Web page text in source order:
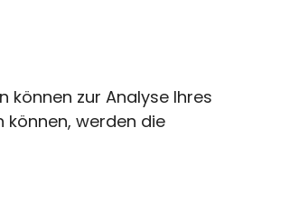
können zur Analyse Ihres
werden die